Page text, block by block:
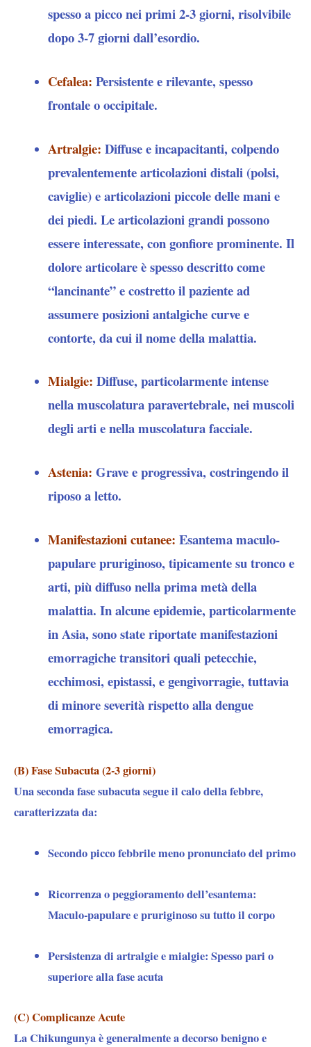
spesso a picco nei primi 2-3 giorni, risolvibile
dopo 3-7 giorni dall’esordio.​
Cefalea: Persistente e rilevante, spesso
frontale o occipitale.
Artralgie: Diffuse e incapacitanti, colpendo
prevalentemente articolazioni distali (polsi,
caviglie) e articolazioni piccole delle mani e
dei piedi. Le articolazioni grandi possono
essere interessate, con gonfiore prominente. Il
dolore articolare è spesso descritto come
“lancinante” e costretto il paziente ad
assumere posizioni antalgiche curve e
contorte, da cui il nome della malattia.
Mialgie: Diffuse, particolarmente intense
nella muscolatura paravertebrale, nei muscoli
degli arti e nella muscolatura facciale.
Astenia: Grave e progressiva, costringendo il
riposo a letto.
Manifestazioni cutanee: Esantema maculo-
papulare pruriginoso, tipicamente su tronco e
arti, più diffuso nella prima metà della
malattia. In alcune epidemie, particolarmente
in Asia, sono state riportate manifestazioni
emorragiche transitori quali petecchie,
ecchimosi, epistassi, e gengivorragie, tuttavia
di minore severità rispetto alla dengue
emorragica.​
(B) Fase Subacuta (2-3 giorni)
Una seconda fase subacuta segue il calo della febbre,
caratterizzata da:
Secondo picco febbrilemeno pronunciato del primo
Ricorrenza o peggioramento dell’esantema:
Maculo-papulare e pruriginoso su tutto il corpo
Persistenza di artralgie e mialgie: Spesso pari o
superiore alla fase acuta
(C) Complicanze Acute
La Chikungunya è generalmente a decorso benigno e